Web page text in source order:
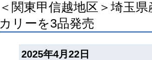
＜関東甲信越地区＞埼玉
カリーを3品発売
2025年4月22日